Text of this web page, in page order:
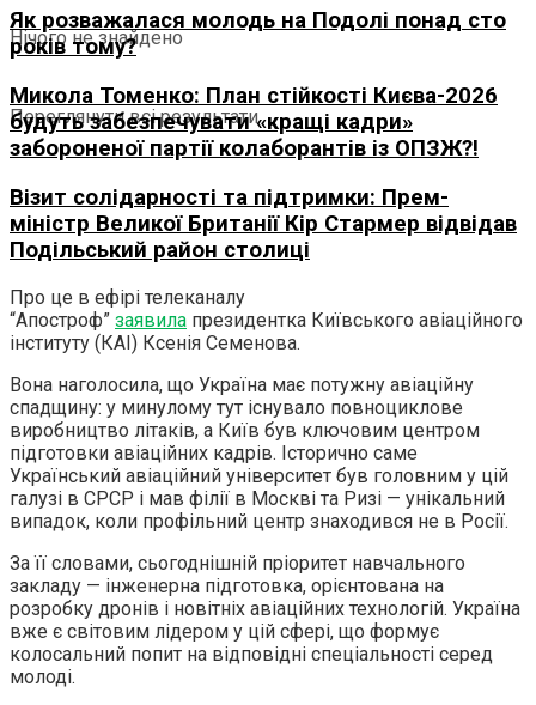
Нічого не знайдено
Переглянути всі результати
Як розважалася молодь на Подолі понад сто
років тому?
Микола Томенко: План стійкості Києва-2026
будуть забезпечувати «кращі кадри»
забороненої партії колаборантів із ОПЗЖ?!
Візит солідарності та підтримки: Прем-
міністр Великої Британії Кір Стармер відвідав
Подільський район столиці
Про це в ефірі телеканалу
“Апостроф” заявила президентка Київського авіаційного
інституту (КАІ) Ксенія Семенова.
Вона наголосила, що Україна має потужну авіаційну
спадщину: у минулому тут існувало повноциклове
виробництво літаків, а Київ був ключовим центром
підготовки авіаційних кадрів. Історично саме
Український авіаційний університет був головним у цій
галузі в СРСР і мав філії в Москві та Ризі — унікальний
випадок, коли профільний центр знаходився не в Росії.
За її словами, сьогоднішній пріоритет навчального
закладу — інженерна підготовка, орієнтована на
розробку дронів і новітніх авіаційних технологій. Україна
вже є світовим лідером у цій сфері, що формує
колосальний попит на відповідні спеціальності серед
молоді.